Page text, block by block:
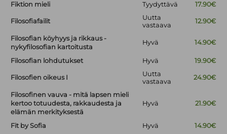
Fiktion mieli Tyydyttävä 17.90€
Filosofiafailit
Uutta
vastaava
12.90€
Filosofian köyhyys ja rikkaus -
nykyfilosofian kartoitusta
Hyvä 14.90€
Filosofian lohdutukset Hyvä 19.90€
Filosofien oikeus I
Uutta
vastaava
24.90€
Filosofinen vauva - mitä lapsen mieli
kertoo totuudesta, rakkaudesta ja
elämän merkityksestä
Hyvä 21.90€
Fit by Sofia Hyvä
14.90€